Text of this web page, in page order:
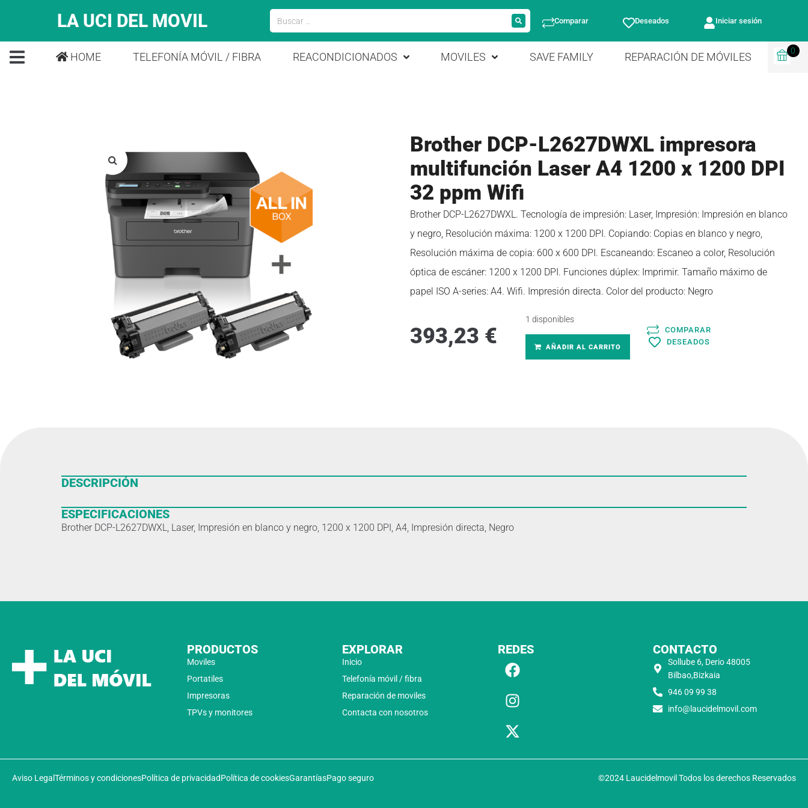
LA UCI DEL MOVIL Comparar Deseados Iniciar sesión
HOME TELEFONÍA MÓVIL / FIBRA REACONDICIONADOS MOVILES SAVE FAMILY REPARACIÓN DE MÓVILES
0
Brother DCP-L2627DWXL impresora
multifunción Laser A4 1200 x 1200 DPI
32 ppm Wifi
Brother DCP-L2627DWXL. Tecnología de impresión: Laser, Impresión: Impresión en blanco
y negro, Resolución máxima: 1200 x 1200 DPI. Copiando: Copias en blanco y negro,
Resolución máxima de copia: 600 x 600 DPI. Escaneando: Escaneo a color, Resolución
óptica de escáner: 1200 x 1200 DPI. Funciones dúplex: Imprimir. Tamaño máximo de
papel ISO A-series: A4. Wifi. Impresión directa. Color del producto: Negro
393,23 €
1 disponibles
AÑADIR AL CARRITO
COMPARAR
DESEADOS
DESCRIPCIÓN
ESPECIFICACIONES
Brother DCP-L2627DWXL, Laser, Impresión en blanco y negro, 1200 x 1200 DPI, A4, Impresión directa, Negro
PRODUCTOS
Moviles
Portatiles
Impresoras
TPVs y monitores
EXPLORAR
Inicio
Telefonía móvil / fibra
Reparación de moviles
Contacta con nosotros
REDES CONTACTO
Sollube 6, Derio 48005
Bilbao,Bizkaia
946 09 99 38
info@laucidelmovil.com
Aviso LegalTérminos y condicionesPolítica de privacidadPolítica de cookiesGarantíasPago seguro ©2024 Laucidelmovil Todos los derechos Reservados